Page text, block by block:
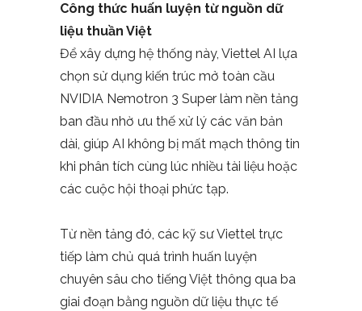
Công thức huấn luyện từ nguồn dữ
liệu thuần Việt
Để xây dựng hệ thống này, Viettel AI lựa
chọn sử dụng kiến trúc mở toàn cầu
NVIDIA Nemotron 3 Super làm nền tảng
ban đầu nhờ ưu thế xử lý các văn bản
dài, giúp AI không bị mất mạch thông tin
khi phân tích cùng lúc nhiều tài liệu hoặc
các cuộc hội thoại phức tạp.
Từ nền tảng đó, các kỹ sư Viettel trực
tiếp làm chủ quá trình huấn luyện
chuyên sâu cho tiếng Việt thông qua ba
giai đoạn bằng nguồn dữ liệu thực tế